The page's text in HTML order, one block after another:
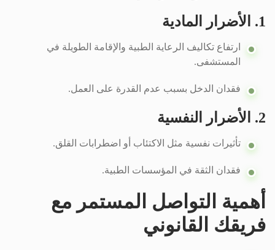
1. الأضرار المادية
ارتفاع تكاليف الرعاية الطبية والإقامة الطويلة في
المستشفى.
فقدان الدخل بسبب عدم القدرة على العمل.
2. الأضرار النفسية
تأثيرات نفسية مثل الاكتئاب أو اضطرابات القلق.
فقدان الثقة في المؤسسات الطبية.
أهمية التواصل المستمر مع
فريقك القانوني